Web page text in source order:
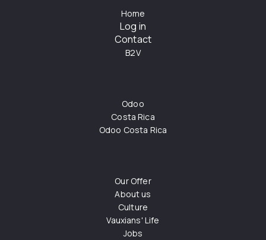
Home
Log in
Contact
B2V
Odoo
Costa Rica
Odoo Costa Rica
Our Offer
About us
Culture
Vauxians' Life
Jobs